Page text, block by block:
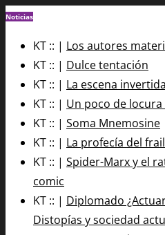
Noticias
KT :: | Los autores
KT :: | Dulce tentación
KT :: | La escena invertida
KT :: | Un poco de
KT :: | Soma Mnemosine
KT :: | La profecía del
KT :: | Spider-Marx y el
comic
KT :: | Diplomado
Distopías y sociedad